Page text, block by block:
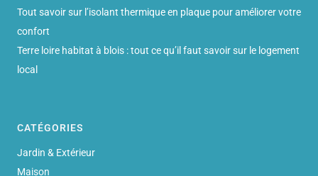
Tout savoir sur l’isolant thermique en plaque pour améliorer votre
confort
Terre loire habitat à blois : tout ce qu’il faut savoir sur le logement
local
CATÉGORIES
Jardin & Extérieur
Maison